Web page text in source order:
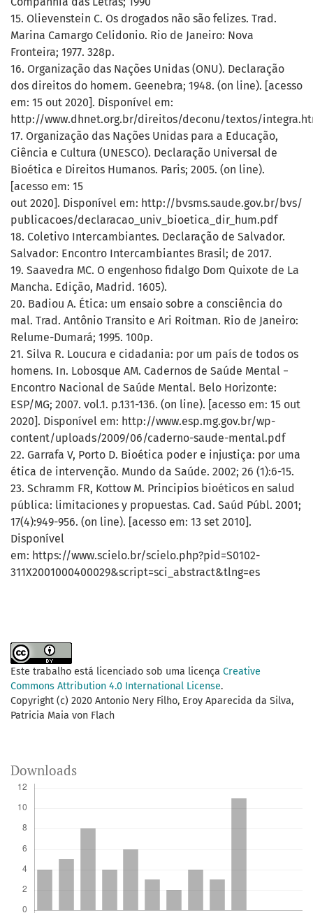
15. Olievenstein C. Os drogados não são felizes. Trad.
Marina Camargo Celidonio. Rio de Janeiro: Nova
Fronteira; 1977. 328p.
16. Organização das Nações Unidas (ONU). Declaração
dos direitos do homem. Geenebra; 1948. (on line). [acesso
em: 15 out 2020]. Disponível em:
http://www.dhnet.org.br/direitos/deconu/textos/
17. Organização das Nações Unidas para a Educação,
Ciência e Cultura (UNESCO). Declaração Universal de
Bioética e Direitos Humanos. Paris; 2005. (on line).
[acesso em: 15
out 2020]. Disponível em: http://bvsms.saude.gov.br/bvs/
publicacoes/declaracao_univ_bioetica_dir_hum.pdf
18. Coletivo Intercambiantes. Declaração de Salvador.
Salvador: Encontro Intercambiantes Brasil; de 2017.
19. Saavedra MC. O engenhoso fidalgo Dom Quixote de La
Mancha. Edição, Madrid. 1605).
20. Badiou A. Ética: um ensaio sobre a consciência do
mal. Trad. Antônio Transito e Ari Roitman. Rio de Janeiro:
Relume-Dumará; 1995. 100p.
21. Silva R. Loucura e cidadania: por um país de todos os
homens. In. Lobosque AM. Cadernos de Saúde Mental −
Encontro Nacional de Saúde Mental. Belo Horizonte:
ESP/MG; 2007. vol.1. p.131-136. (on line). [acesso em: 15 out
2020]. Disponível em: http://www.esp.mg.gov.br/wp-
content/uploads/2009/06/caderno-saude-mental.pdf
22. Garrafa V, Porto D. Bioética poder e injustiça: por uma
ética de intervenção. Mundo da Saúde. 2002; 26 (1):6-15.
23. Schramm FR, Kottow M. Principios bioéticos en salud
pública: limitaciones y propuestas. Cad. Saúd Públ. 2001;
17(4):949-956. (on line). [acesso em: 13 set 2010].
Disponível
em: https://www.scielo.br/scielo.php?pid=S0102-
311X2001000400029&script=sci_abstract&tlng=es
Este trabalho está licenciado sob uma licença Creative
Commons Attribution 4.0 International License.
Copyright (c) 2020 Antonio Nery Filho, Eroy Aparecida da Silva,
Patricia Maia von Flach
Downloads